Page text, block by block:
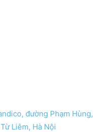
đường Phạm Hùng,
Liêm, Hà Nội